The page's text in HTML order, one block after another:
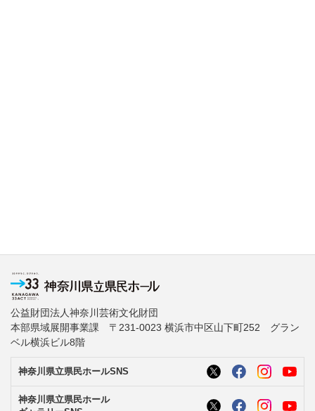
公益財団法人神奈川芸術文化財団
本部県域展開事業課 〒231-0023 横浜市中区山下町252 グラン
ベル横浜ビル8階
神奈川県立県民ホールSNS
神奈川県立県民ホール